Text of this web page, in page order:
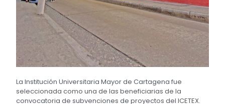
La Institución Universitaria Mayor de Cartagena fue
seleccionada como una de las beneficiarias de la
convocatoria de subvenciones de proyectos del ICETEX.